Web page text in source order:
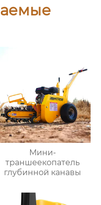
Мини-
траншеекопатель
глубинной канавы